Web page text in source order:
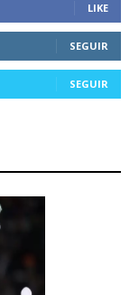
LIKE
SEGUIR
SEGUIR